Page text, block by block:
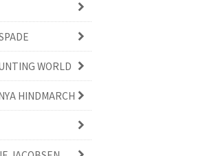
WORLD
HINDMARCH